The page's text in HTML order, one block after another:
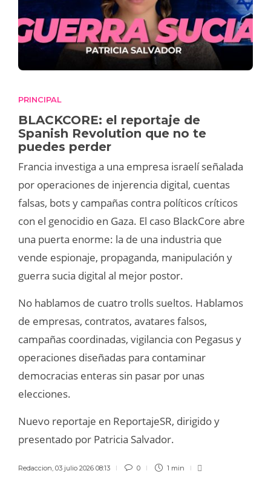
PRINCIPAL
BLACKCORE: el reportaje de
Spanish Revolution que no te
puedes perder
Francia investiga a una empresa israelí señalada
por operaciones de injerencia digital, cuentas
falsas, bots y campañas contra políticos críticos
con el genocidio en Gaza. El caso BlackCore abre
una puerta enorme: la de una industria que
vende espionaje, propaganda, manipulación y
guerra sucia digital al mejor postor.
No hablamos de cuatro trolls sueltos. Hablamos
de empresas, contratos, avatares falsos,
campañas coordinadas, vigilancia con Pegasus y
operaciones diseñadas para contaminar
democracias enteras sin pasar por unas
elecciones.
Nuevo reportaje en ReportajeSR, dirigido y
presentado por Patricia Salvador.
Redaccion 03 julio 2026 08:13 0 1 min